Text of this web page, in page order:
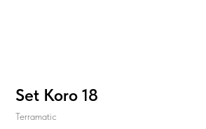
Set Koro 18
Terramatic